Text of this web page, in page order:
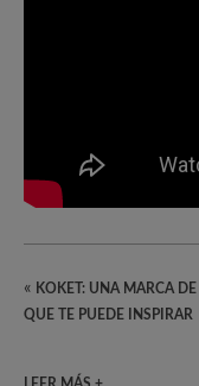
« KOKET: UNA MARCA DE
QUE TE PUEDE INSPIRAR